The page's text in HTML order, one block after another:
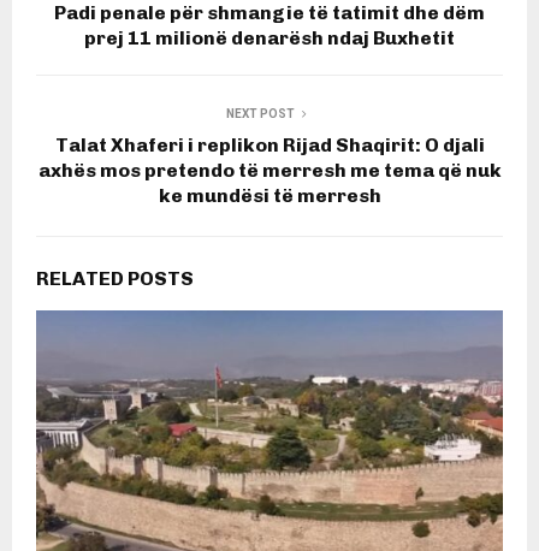
Padi penale për shmangie të tatimit dhe dëm
prej 11 milionë denarësh ndaj Buxhetit
NEXT POST
Talat Xhaferi i replikon Rijad Shaqirit: O djali
axhës mos pretendo të merresh me tema që nuk
ke mundësi të merresh
RELATED POSTS